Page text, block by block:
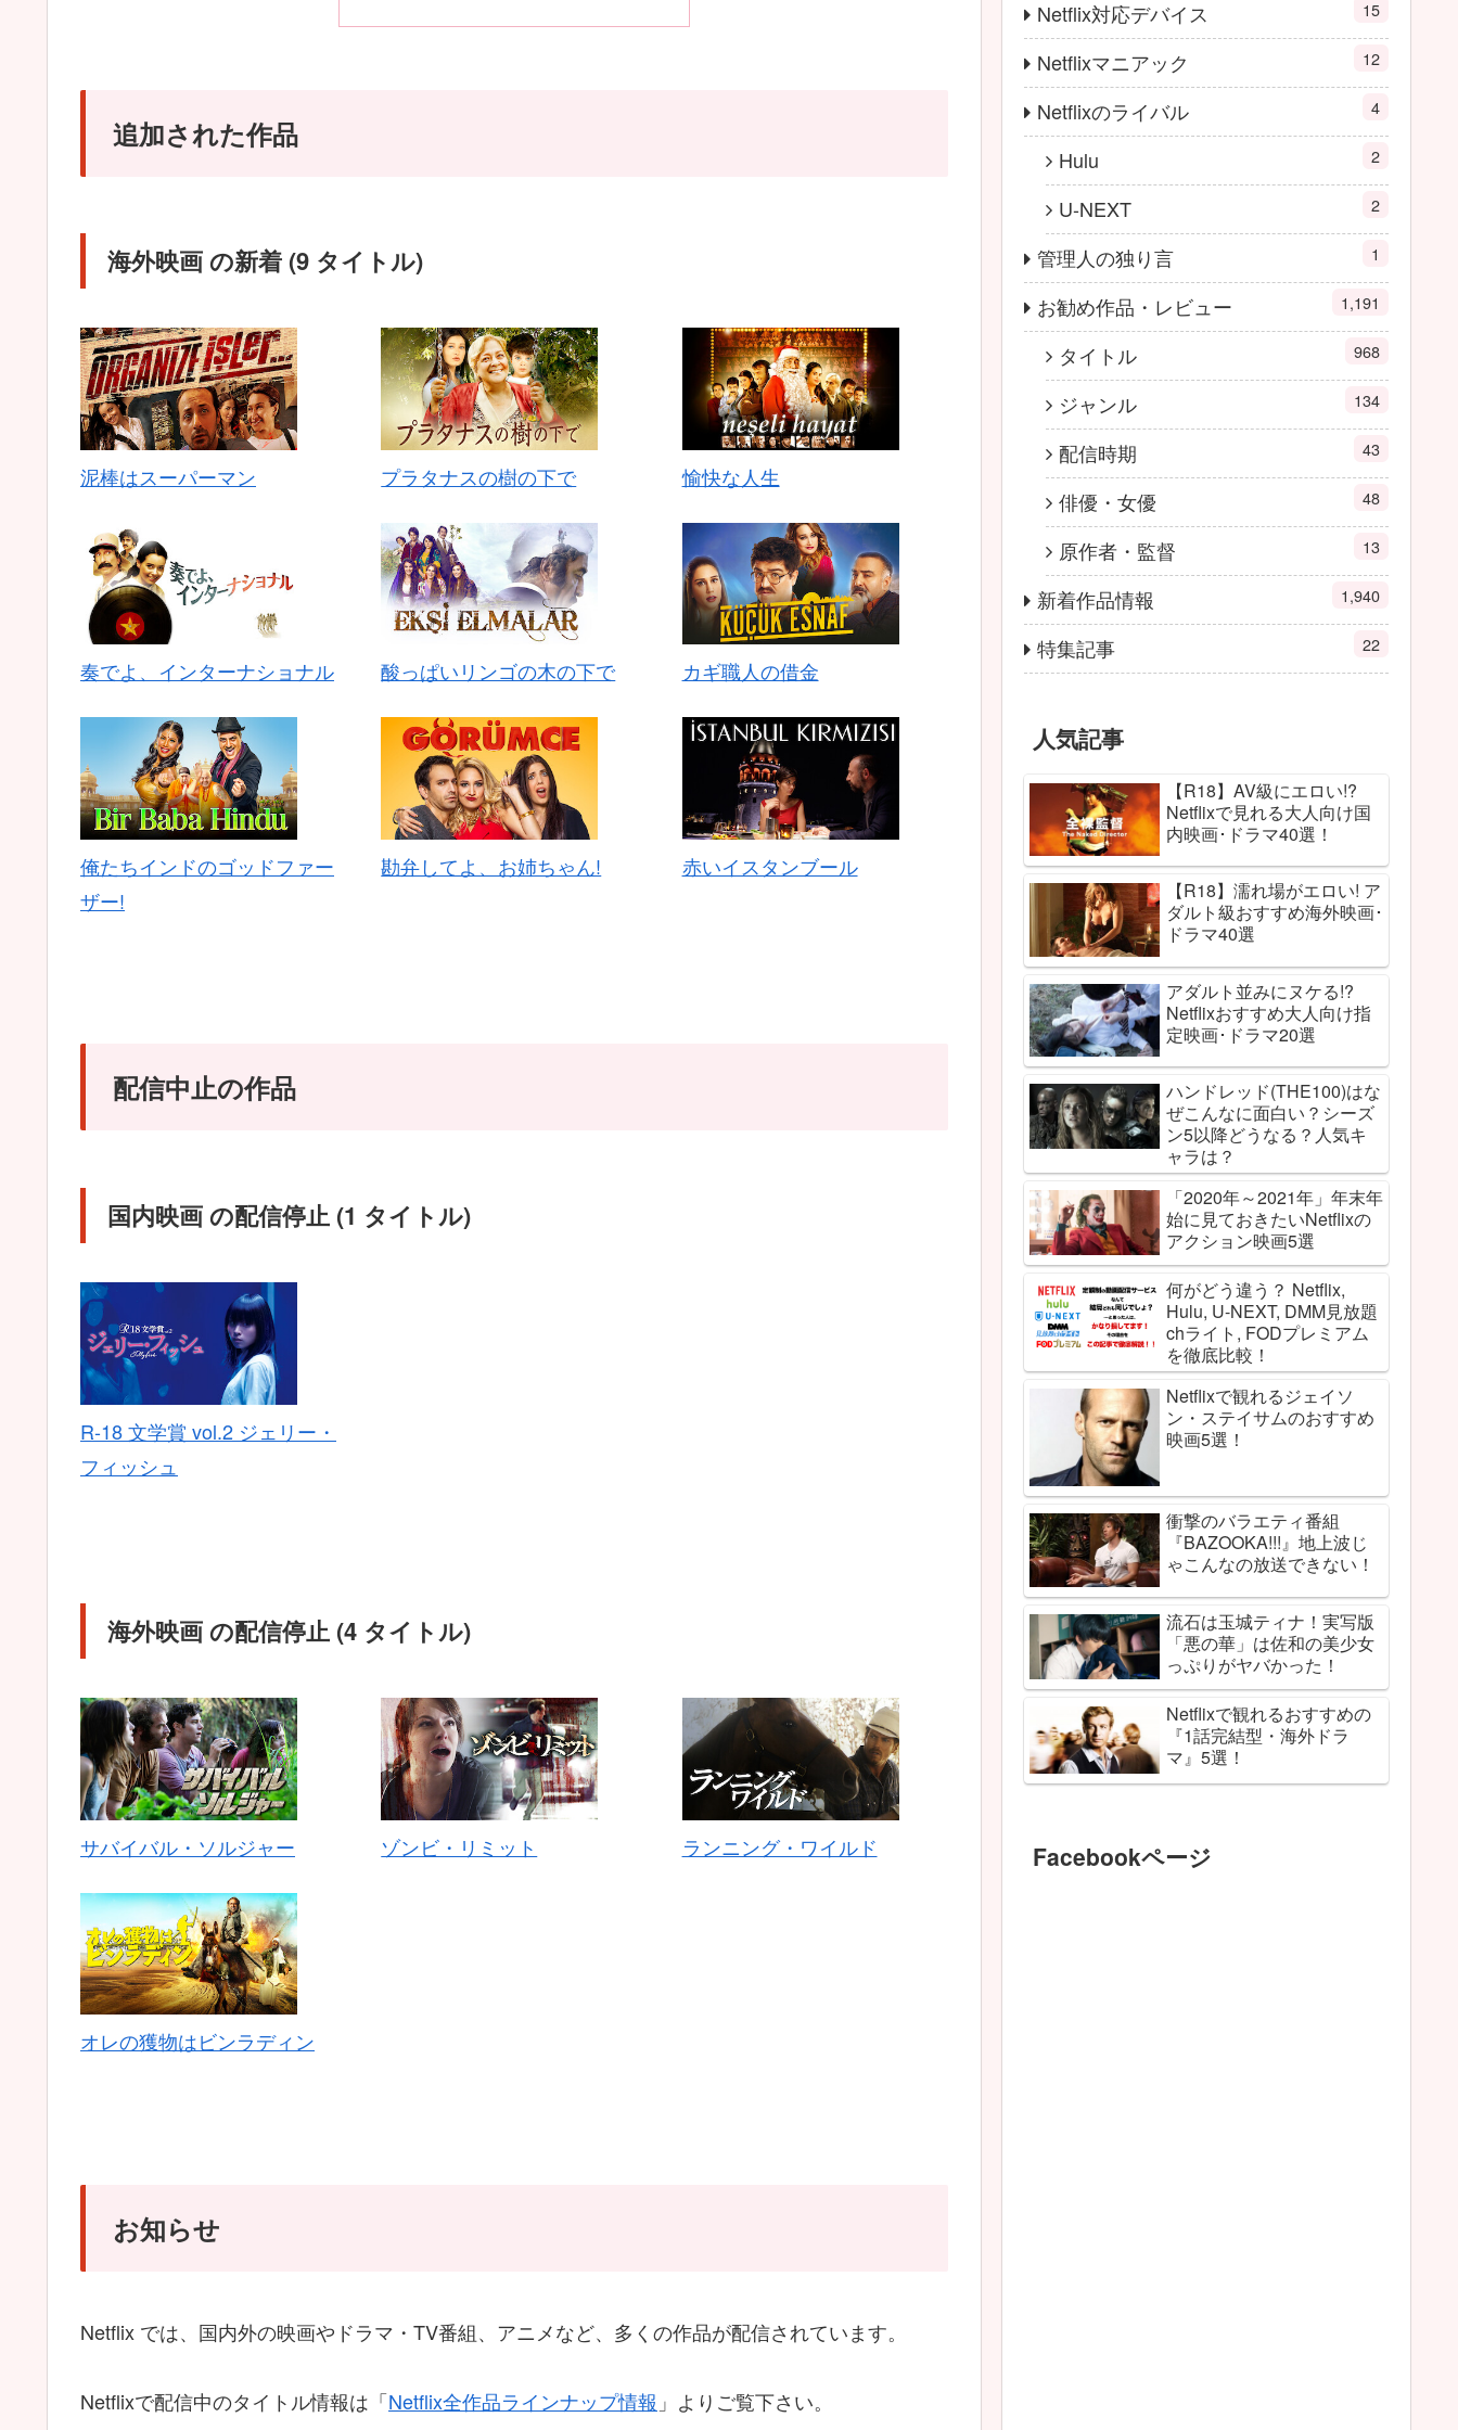
追加された作品
海外映画 の新着 (9 タイトル)
泥棒はスーパーマン プラタナスの樹の下で 愉快な人生
奏でよ、インターナショナル 酸っぱいリンゴの木の下で カギ職人の借金
俺たちインドのゴッドファー
ザー!
勘弁してよ、お姉ちゃん! 赤いイスタンブール
配信中止の作品
国内映画 の配信停止 (1 タイトル)
R-18 文学賞 vol.2 ジェリー・
フィッシュ
海外映画 の配信停止 (4 タイトル)
サバイバル・ソルジャー ゾンビ・リミット ランニング・ワイルド
オレの獲物はビンラディン
お知らせ
Netflix では、国内外の映画やドラマ・TV番組、アニメなど、多くの作品が配信されています。
Netflixで配信中のタイトル情報は「Netflix全作品ラインナップ情報 」よりご覧下さい。
Netflix対応デバイス 15
Netflixマニアック 12
Netflixのライバル 4
Hulu 2
U-NEXT 2
管理人の独り言 1
お勧め作品・レビュー 1,191
タイトル 968
ジャンル 134
配信時期 43
俳優・女優 48
原作者・監督 13
新着作品情報 1,940
特集記事 22
人気記事
【R18】AV級にエロい!?
Netflixで見れる大人向け国
内映画･ドラマ40選！
【R18】濡れ場がエロい! ア
ダルト級おすすめ海外映画･
ドラマ40選
アダルト並みにヌケる!?
Netflixおすすめ大人向け指
定映画･ドラマ20選
ハンドレッド(THE100)はな
ぜこんなに面白い？シーズ
ン5以降どうなる？人気キ
ャラは？
「2020年～2021年」年末年
始に見ておきたいNetflixの
アクション映画5選
何がどう違う？ Netflix,
Hulu, U-NEXT, DMM見放題
chライト, FODプレミアム
を徹底比較！
Netflixで観れるジェイソ
ン・ステイサムのおすすめ
映画5選！
衝撃のバラエティ番組
『BAZOOKA!!!』地上波じ
ゃこんなの放送できない！
流石は玉城ティナ！実写版
「悪の華」は佐和の美少女
っぷりがヤバかった！
Netflixで観れるおすすめの
『1話完結型・海外ドラ
マ』5選！
Facebookページ